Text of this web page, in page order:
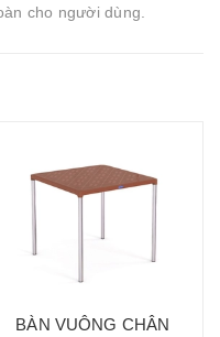
cho người dùng.
BÀN VUÔNG CHÂN